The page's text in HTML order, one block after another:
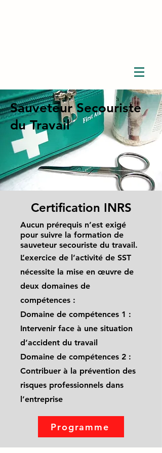
Sauveteur Secouriste
du Travail
Certification INRS
Aucun prérequis n’est exigé
pour suivre la formation de
sauveteur secouriste du travail.
L’exercice de l’activité de SST
nécessite la mise en œuvre de
deux domaines de
compétences :
Domaine de compétences 1 :
Intervenir face à une situation
d’accident du travail
Domaine de compétences 2 :
Contribuer à la prévention des
risques professionnels dans
l’entreprise
Programme